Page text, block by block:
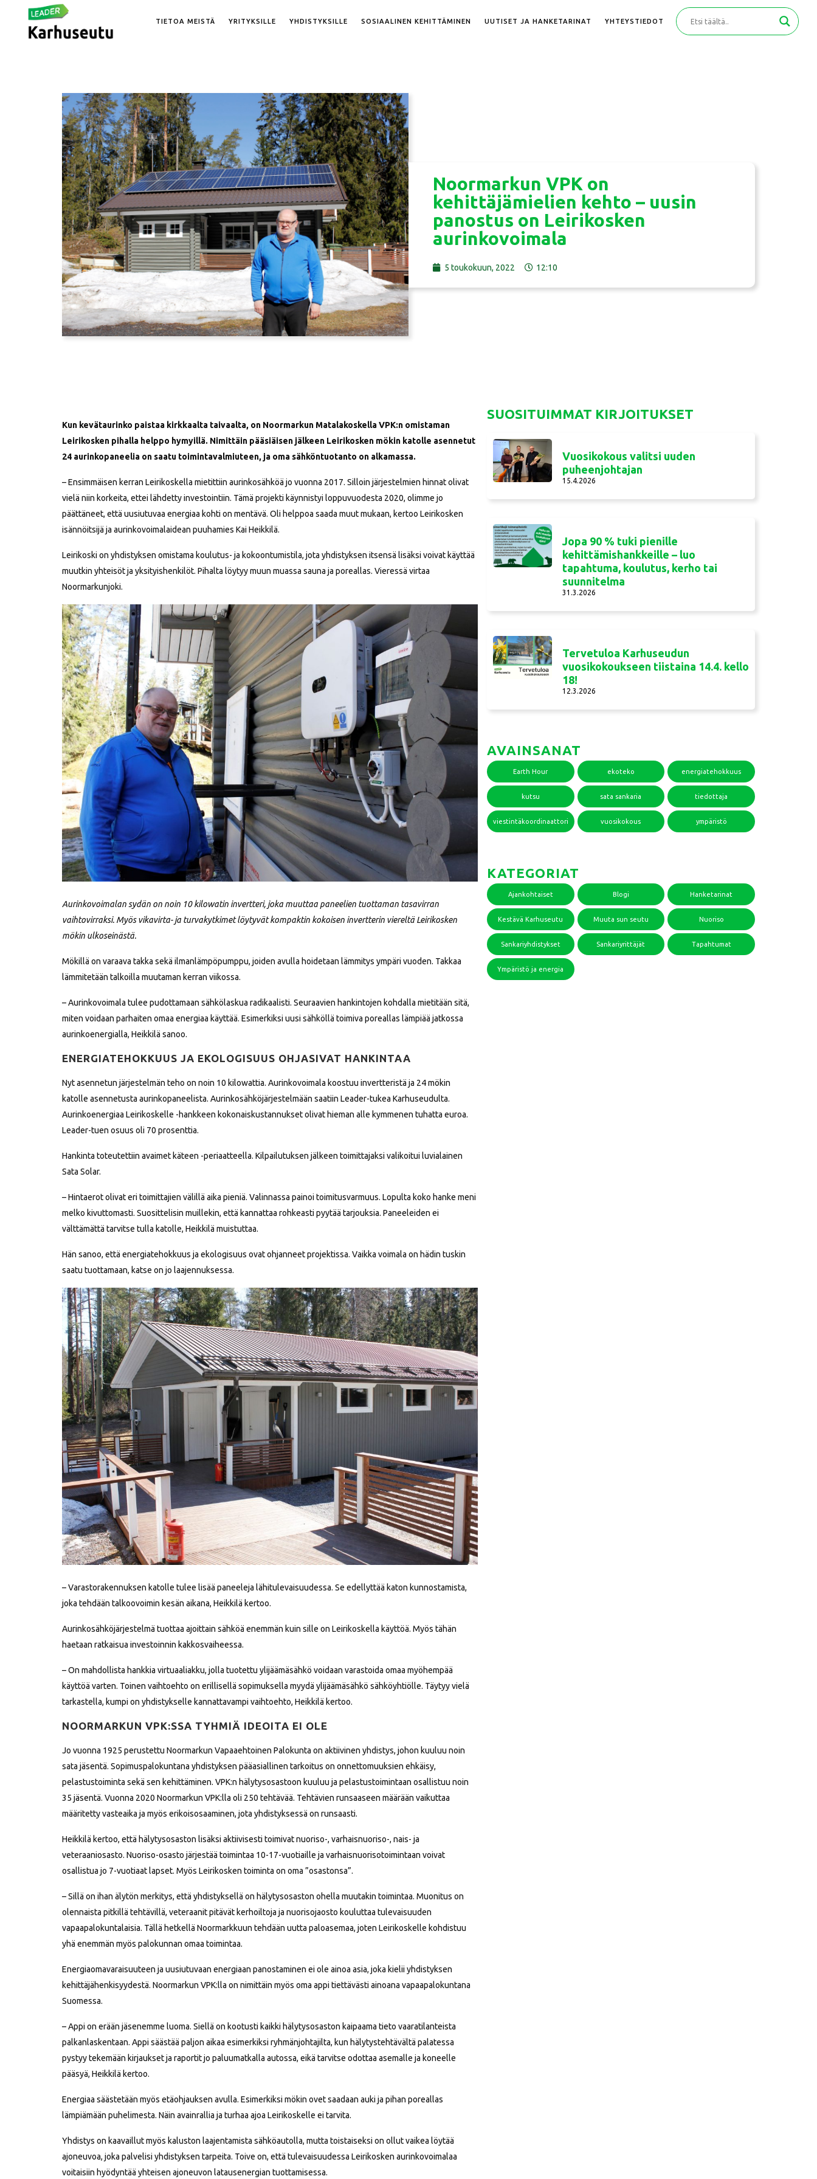
TIETOA MEISTÄ YRITYKSILLE YHDISTYKSILLE SOSIAALINEN KEHITTÄMINEN UUTISET JA HANKETARINAT YHTEYSTIEDOT
Noormarkun VPK on
kehittäjämielien kehto – uusin
panostus on Leirikosken
aurinkovoimala
5 toukokuun, 2022 12:10
Kun kevätaurinko paistaa kirkkaalta taivaalta, on Noormarkun Matalakoskella VPK:n omistaman
Leirikosken pihalla helppo hymyillä. Nimittäin pääsiäisen jälkeen Leirikosken mökin katolle asennetut
24 aurinkopaneelia on saatu toimintavalmiuteen, ja oma sähköntuotanto on alkamassa.
– Ensimmäisen kerran Leirikoskella mietittiin aurinkosähköä jo vuonna 2017. Silloin järjestelmien hinnat olivat
vielä niin korkeita, ettei lähdetty investointiin. Tämä projekti käynnistyi loppuvuodesta 2020, olimme jo
päättäneet, että uusiutuvaa energiaa kohti on mentävä. Oli helppoa saada muut mukaan, kertoo Leirikosken
isännöitsijä ja aurinkovoimalaidean puuhamies Kai Heikkilä.
Leirikoski on yhdistyksen omistama koulutus- ja kokoontumistila, jota yhdistyksen itsensä lisäksi voivat käyttää
muutkin yhteisöt ja yksityishenkilöt. Pihalta löytyy muun muassa sauna ja poreallas. Vieressä virtaa
Noormarkunjoki.
Aurinkovoimalan sydän on noin 10 kilowatin invertteri, joka muuttaa paneelien tuottaman tasavirran
vaihtovirraksi. Myös vikavirta- ja turvakytkimet löytyvät kompaktin kokoisen invertterin viereltä Leirikosken
mökin ulkoseinästä.
Mökillä on varaava takka sekä ilmanlämpöpumppu, joiden avulla hoidetaan lämmitys ympäri vuoden. Takkaa
lämmitetään talkoilla muutaman kerran viikossa.
– Aurinkovoimala tulee pudottamaan sähkölaskua radikaalisti. Seuraavien hankintojen kohdalla mietitään sitä,
miten voidaan parhaiten omaa energiaa käyttää. Esimerkiksi uusi sähköllä toimiva poreallas lämpiää jatkossa
aurinkoenergialla, Heikkilä sanoo.
ENERGIATEHOKKUUS JA EKOLOGISUUS OHJASIVAT HANKINTAA
Nyt asennetun järjestelmän teho on noin 10 kilowattia. Aurinkovoimala koostuu invertteristä ja 24 mökin
katolle asennetusta aurinkopaneelista. Aurinkosähköjärjestelmään saatiin Leader-tukea Karhuseudulta.
Aurinkoenergiaa Leirikoskelle -hankkeen kokonaiskustannukset olivat hieman alle kymmenen tuhatta euroa.
Leader-tuen osuus oli 70 prosenttia.
Hankinta toteutettiin avaimet käteen -periaatteella. Kilpailutuksen jälkeen toimittajaksi valikoitui luvialainen
Sata Solar.
– Hintaerot olivat eri toimittajien välillä aika pieniä. Valinnassa painoi toimitusvarmuus. Lopulta koko hanke meni
melko kivuttomasti. Suosittelisin muillekin, että kannattaa rohkeasti pyytää tarjouksia. Paneeleiden ei
välttämättä tarvitse tulla katolle, Heikkilä muistuttaa.
Hän sanoo, että energiatehokkuus ja ekologisuus ovat ohjanneet projektissa. Vaikka voimala on hädin tuskin
saatu tuottamaan, katse on jo laajennuksessa.
– Varastorakennuksen katolle tulee lisää paneeleja lähitulevaisuudessa. Se edellyttää katon kunnostamista,
joka tehdään talkoovoimin kesän aikana, Heikkilä kertoo.
Aurinkosähköjärjestelmä tuottaa ajoittain sähköä enemmän kuin sille on Leirikoskella käyttöä. Myös tähän
haetaan ratkaisua investoinnin kakkosvaiheessa.
– On mahdollista hankkia virtuaaliakku, jolla tuotettu ylijäämäsähkö voidaan varastoida omaa myöhempää
käyttöä varten. Toinen vaihtoehto on erillisellä sopimuksella myydä ylijäämäsähkö sähköyhtiölle. Täytyy vielä
tarkastella, kumpi on yhdistykselle kannattavampi vaihtoehto, Heikkilä kertoo.
NOORMARKUN VPK:SSA TYHMIÄ IDEOITA EI OLE
Jo vuonna 1925 perustettu Noormarkun Vapaaehtoinen Palokunta on aktiivinen yhdistys, johon kuuluu noin
sata jäsentä. Sopimuspalokuntana yhdistyksen pääasiallinen tarkoitus on onnettomuuksien ehkäisy,
pelastustoiminta sekä sen kehittäminen. VPK:n hälytysosastoon kuuluu ja pelastustoimintaan osallistuu noin
35 jäsentä. Vuonna 2020 Noormarkun VPK:lla oli 250 tehtävää. Tehtävien runsaaseen määrään vaikuttaa
määritetty vasteaika ja myös erikoisosaaminen, jota yhdistyksessä on runsaasti.
Heikkilä kertoo, että hälytysosaston lisäksi aktiivisesti toimivat nuoriso-, varhaisnuoriso-, nais- ja
veteraaniosasto. Nuoriso-osasto järjestää toimintaa 10-17-vuotiaille ja varhaisnuorisotoimintaan voivat
osallistua jo 7-vuotiaat lapset. Myös Leirikosken toiminta on oma ”osastonsa”.
– Sillä on ihan älytön merkitys, että yhdistyksellä on hälytysosaston ohella muutakin toimintaa. Muonitus on
olennaista pitkillä tehtävillä, veteraanit pitävät kerhoiltoja ja nuorisojaosto kouluttaa tulevaisuuden
vapaapalokuntalaisia. Tällä hetkellä Noormarkkuun tehdään uutta paloasemaa, joten Leirikoskelle kohdistuu
yhä enemmän myös palokunnan omaa toimintaa.
Energiaomavaraisuuteen ja uusiutuvaan energiaan panostaminen ei ole ainoa asia, joka kielii yhdistyksen
kehittäjähenkisyydestä. Noormarkun VPK:lla on nimittäin myös oma appi tiettävästi ainoana vapaapalokuntana
Suomessa.
– Appi on erään jäsenemme luoma. Siellä on kootusti kaikki hälytysosaston kaipaama tieto vaaratilanteista
palkanlaskentaan. Appi säästää paljon aikaa esimerkiksi ryhmänjohtajilta, kun hälytystehtävältä palatessa
pystyy tekemään kirjaukset ja raportit jo paluumatkalla autossa, eikä tarvitse odottaa asemalle ja koneelle
pääsyä, Heikkilä kertoo.
Energiaa säästetään myös etäohjauksen avulla. Esimerkiksi mökin ovet saadaan auki ja pihan poreallas
lämpiämään puhelimesta. Näin avainrallia ja turhaa ajoa Leirikoskelle ei tarvita.
Yhdistys on kaavaillut myös kaluston laajentamista sähköautolla, mutta toistaiseksi on ollut vaikea löytää
ajoneuvoa, joka palvelisi yhdistyksen tarpeita. Toive on, että tulevaisuudessa Leirikosken aurinkovoimalaa
voitaisiin hyödyntää yhteisen ajoneuvon latausenergian tuottamisessa.
SUOSITUIMMAT KIRJOITUKSET
Vuosikokous valitsi uuden
puheenjohtajan
15.4.2026
Jopa 90 % tuki pienille
kehittämishankkeille – luo
tapahtuma, koulutus, kerho tai
suunnitelma
31.3.2026
Tervetuloa Karhuseudun
vuosikokoukseen tiistaina 14.4. kello
18!
12.3.2026
AVAINSANAT
Earth Hour ekoteko energiatehokkuus
kutsu sata sankaria tiedottaja
viestintäkoordinaattori vuosikokous ympäristö
KATEGORIAT
Ajankohtaiset Blogi Hanketarinat
Kestävä Karhuseutu Muuta sun seutu Nuoriso
Sankariyhdistykset Sankariyrittäjät Tapahtumat
Ympäristö ja energia